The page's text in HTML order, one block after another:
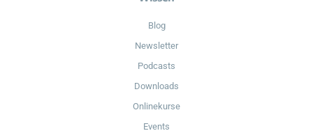
Blog
Newsletter
Podcasts
Downloads
Onlinekurse
Events